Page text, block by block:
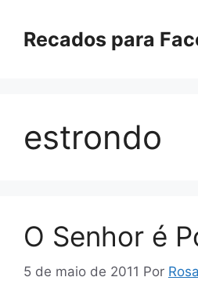
paraRecados para
estrondo
O Senhor é
5 de maio de 2011 Por